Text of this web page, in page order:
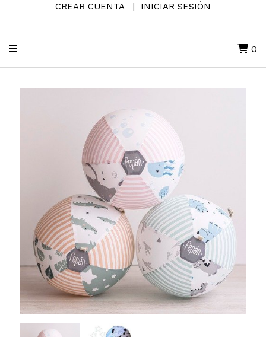
CREAR CUENTA INICIAR SESIÓN
0